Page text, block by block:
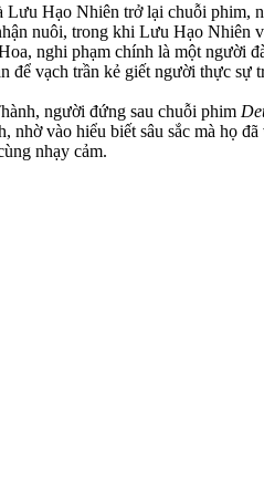
Hạo Nhiên trở lại chuỗi phim,
nuôi, trong khi Lưu Hạo Nhiên
nghi phạm chính là một người
để vạch trần kẻ giết người thực sự
người đứng sau chuỗi phim
nhờ vào hiểu biết sâu sắc mà họ
nhạy cảm.